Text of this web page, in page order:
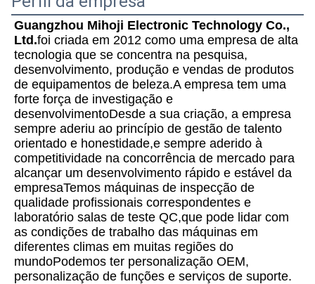
Guangzhou Mihoji Electronic Technology Co.,
Ltd.foi criada em 2012 como uma empresa de alta
tecnologia que se concentra na pesquisa,
desenvolvimento, produção e vendas de produtos
de equipamentos de beleza.A empresa tem uma
forte força de investigação e
desenvolvimentoDesde a sua criação, a empresa
sempre aderiu ao princípio de gestão de talento
orientado e honestidade,e sempre aderido à
competitividade na concorrência de mercado para
alcançar um desenvolvimento rápido e estável da
empresaTemos máquinas de inspecção de
qualidade profissionais correspondentes e
laboratório salas de teste QC,que pode lidar com
as condições de trabalho das máquinas em
diferentes climas em muitas regiões do
mundoPodemos ter personalização OEM,
personalização de funções e serviços de suporte.